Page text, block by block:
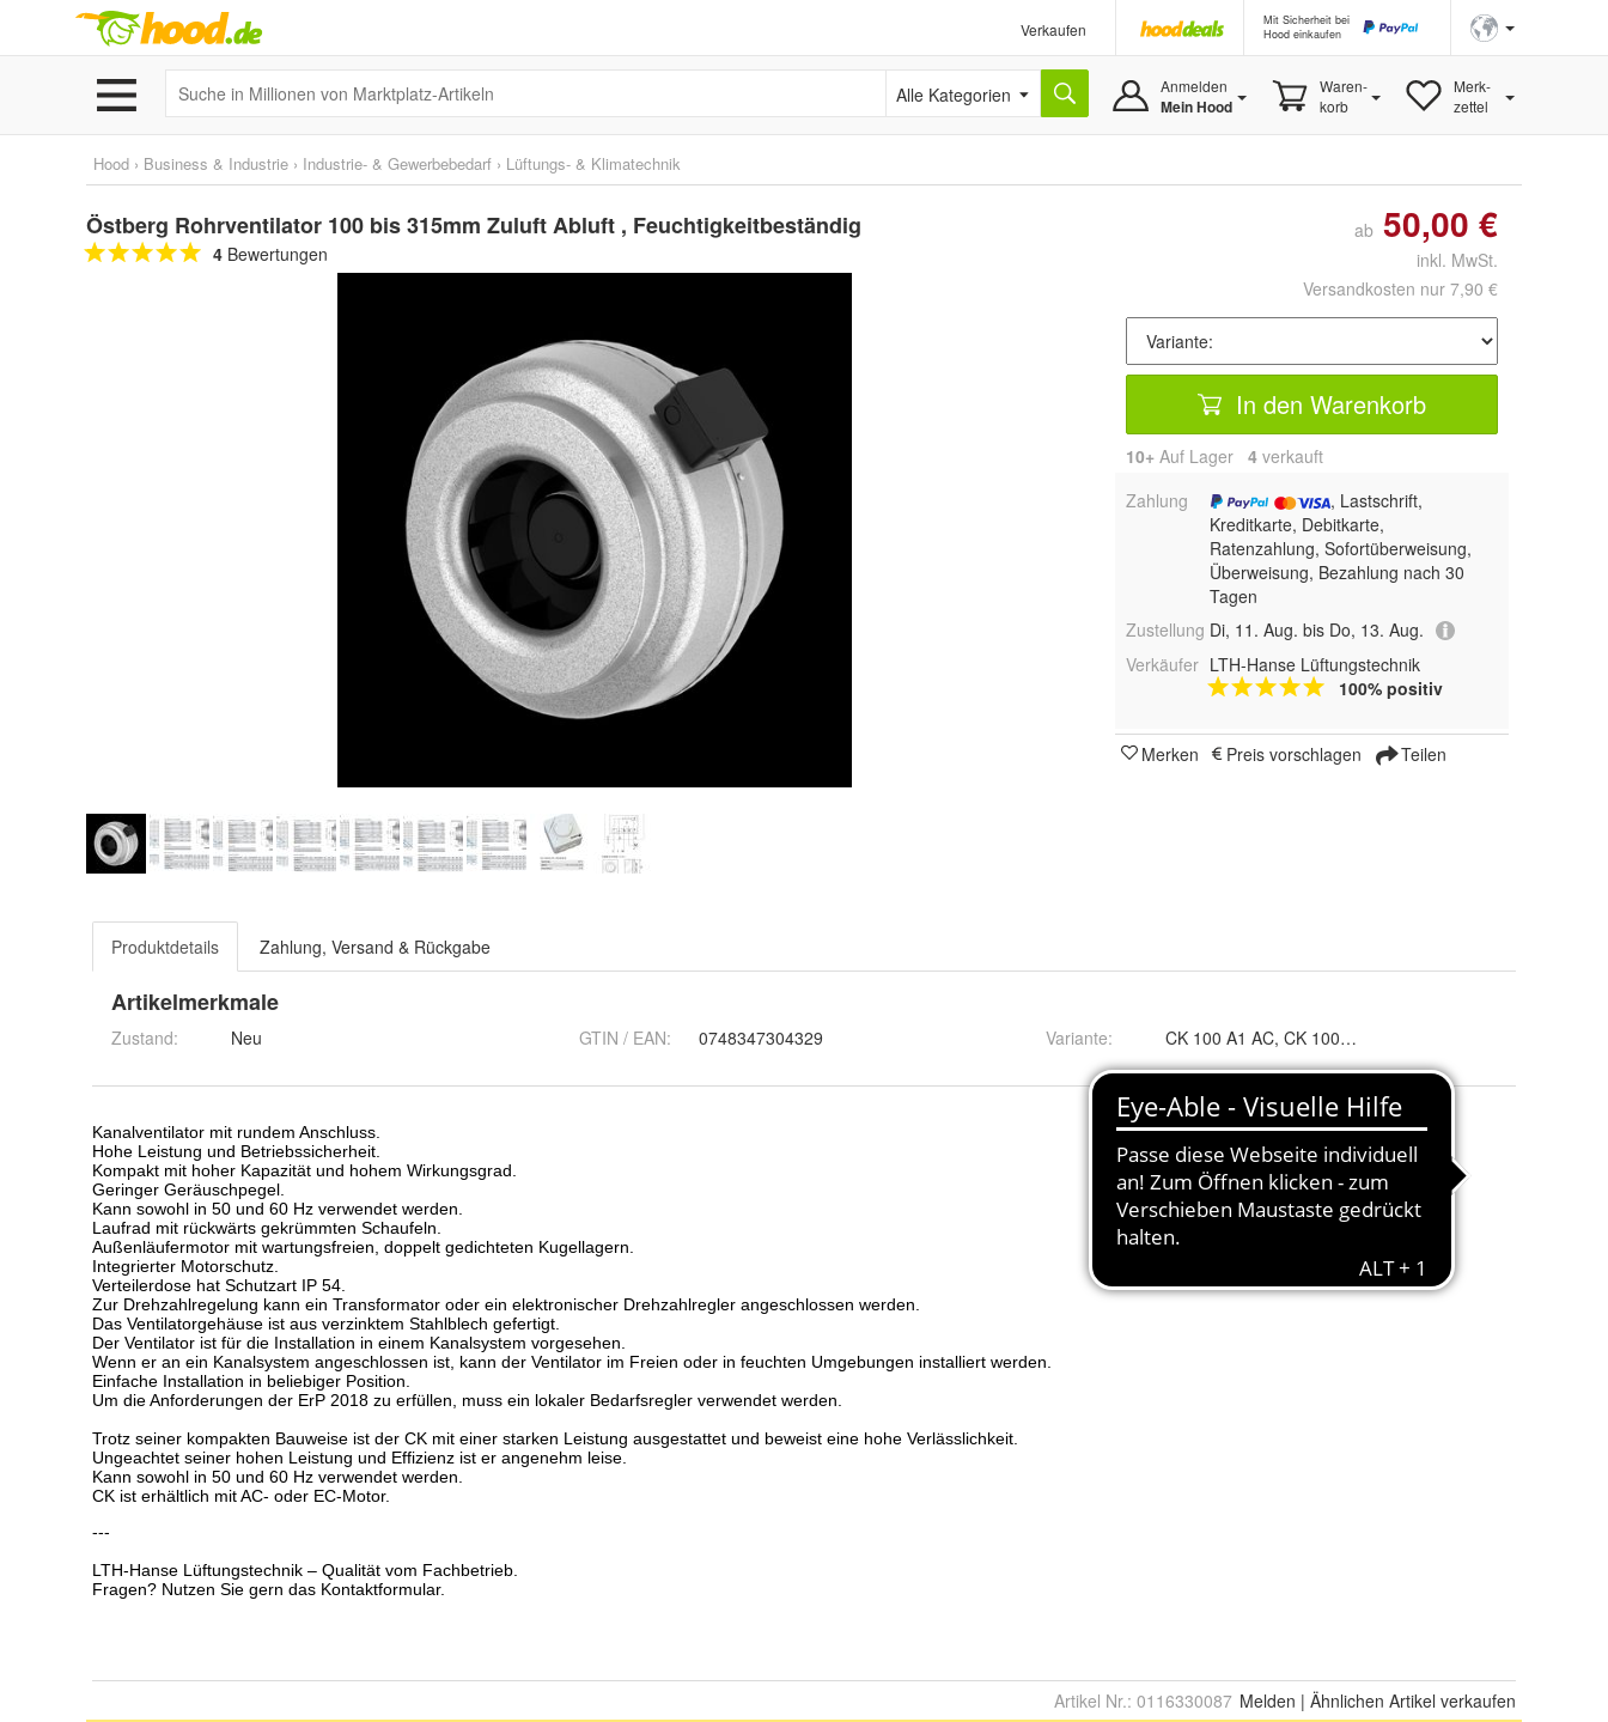
Verkaufen
Mit Sicherheit bei
Hood einkaufen
Alle Kategorien Anmelden
Mein Hood
Waren-
korb
Merk-
zettel
Hood › Business & Industrie › Industrie- & Gewerbebedarf › Lüftungs- & Klimatechnik
Östberg Rohrventilator 100 bis 315mm Zuluft Abluft , Feuchtigkeitbeständig
4 Bewertungen
ab 50,00 €
inkl. MwSt.
Versandkosten nur 7,90 €
In den Warenkorb
10+ Auf Lager 4 verkauft
Zahlung
, Lastschrift,
Kreditkarte, Debitkarte,
Ratenzahlung, Sofortüberweisung,
Überweisung, Bezahlung nach 30
Tagen
Zustellung Di, 11. Aug. bis Do, 13. Aug.
Verkäufer LTH-Hanse Lüftungstechnik
100% positiv
Merken Preis vorschlagen Teilen
Produktdetails Zahlung, Versand & Rückgabe
Artikelmerkmale
Zustand: Neu GTIN / EAN: 0748347304329 Variante: CK 100 A1 AC, CK 100 C1 AC, CK 125 A1 AC, CK 125
Artikel Nr.: 0116330087 Melden | Ähnlichen Artikel verkaufen